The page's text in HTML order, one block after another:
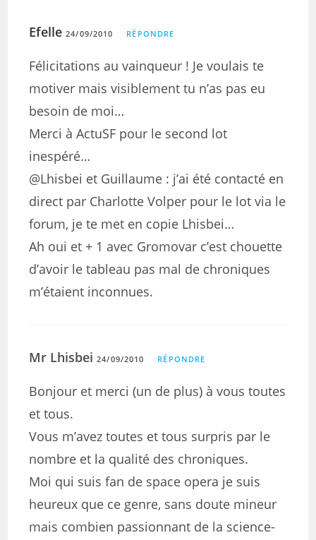
Efelle 24/09/2010 RÉPONDRE
Félicitations au vainqueur ! Je voulais te
motiver mais visiblement tu n’as pas eu
besoin de moi…
Merci à ActuSF pour le second lot
inespéré…
@Lhisbei et Guillaume : j’ai été contacté en
direct par Charlotte Volper pour le lot via le
forum, je te met en copie Lhisbei…
Ah oui et + 1 avec Gromovar c’est chouette
d’avoir le tableau pas mal de chroniques
m’étaient inconnues.
Mr Lhisbei24/09/2010 RÉPONDRE
Bonjour et merci (un de plus) à vous toutes
et tous.
Vous m’avez toutes et tous surpris par le
nombre et la qualité des chroniques.
Moi qui suis fan de space opera je suis
heureux que ce genre, sans doute mineur
mais combien passionnant de la science-